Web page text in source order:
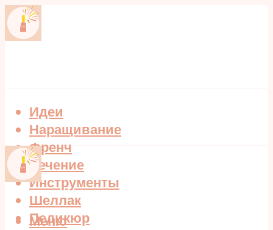
Идеи
Наращивание
Френч
Лечение
Инструменты
Шеллак
Педикюр
Меню